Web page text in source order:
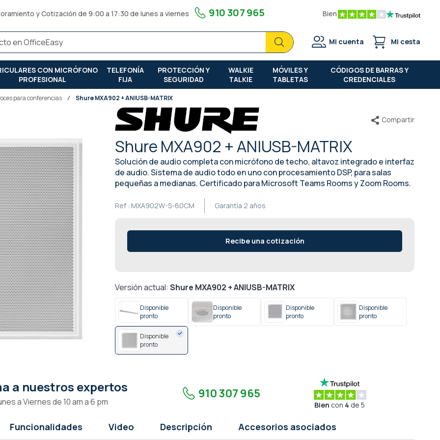
y Cotización de 9:00 a 17:30 de lunes a viernes 910 307 965 Bien
BuscarBuscar
Mi cuenta Mi cesta
CON MICRÓFONO
PROFESIONAL
TELEFONÍA
FIJA
PROTECCIÓN Y
SEGURIDAD
WALKIE
TALKIE
MÓVILES Y
TABLETAS
CÓDIGOS DE BARRAS Y
CREDENCIALES
para conferencias Shure MXA902 + ANIUSB-MATRIX
Shure MXA902 + ANIUSB-MATRIX
Solución de audio completa con micrófono de techo, altavoz integrado e interfaz
de audio. Sistema de audio todo en uno con procesamiento DSP, para salas
pequeñas a medianas. Certificado para Microsoft Teams Rooms y Zoom Rooms.
Garantía 2 años
Ref : MXA902W-S-60CM
Compartir
Recibe una cotización
Versión actual: Shure MXA902 + ANIUSB-MATRIX
Disponible
pronto
Disponible
pronto
Disponible
pronto
Disponible
pronto
Disponible
pronto
a nuestros expertos
a Viernes de 10 am a 6 pm
910 307 965
Bien con 4 de 5
Funcionalidades Video Descripción Accesorios asociados